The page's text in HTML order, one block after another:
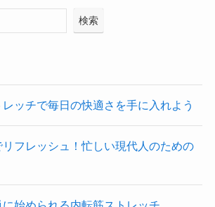
検索
ッチで毎日の快適さを手に入れよう
フレッシュ！忙しい現代人のための